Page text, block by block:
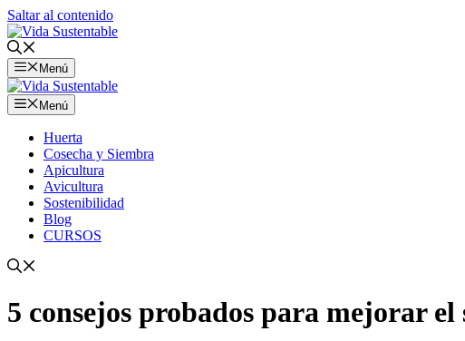
Saltar al contenido
Menú
Menú
Huerta
Cosecha y Siembra
Apicultura
Avicultura
Sostenibilidad
Blog
CURSOS
5 consejos probados para mejorar